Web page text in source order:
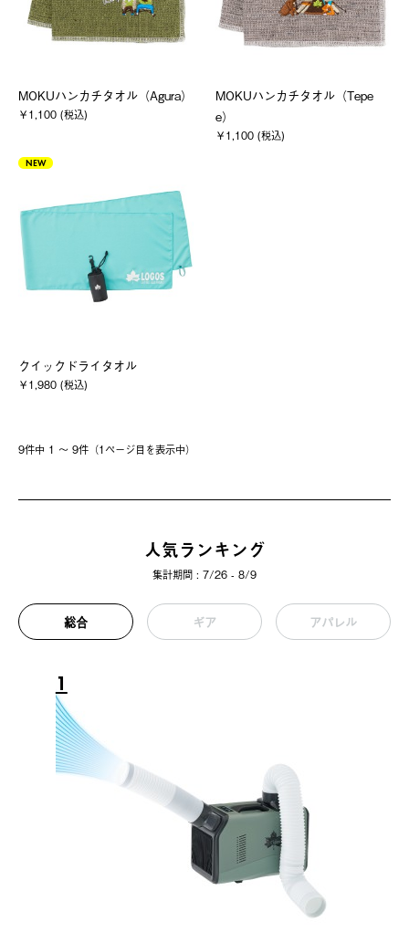
MOKUハンカチタオル（Agura）
￥1,100 (税込)
MOKUハンカチタオル（Tepe
e）
￥1,100 (税込)
NEW
クイックドライタオル
￥1,980 (税込)
9件中 1 〜 9件（1ページ⽬を表⽰中）
人気ランキング
集計期間 : 7/26 - 8/9
総合 ギア アパレル
1